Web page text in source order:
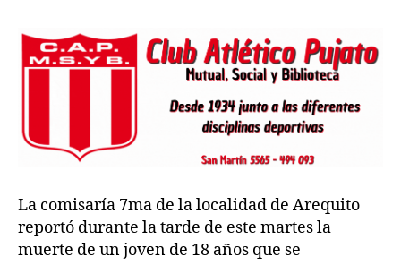
La comisaría 7ma de la localidad de Arequito
reportó durante la tarde de este martes la
muerte de un joven de 18 años que se